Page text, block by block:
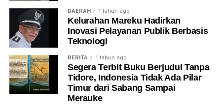
DAERAH 1 tahun ago
Kelurahan Mareku Hadirkan
Inovasi Pelayanan Publik Berbasis
Teknologi
BERITA 1 tahun ago
Segera Terbit Buku Berjudul Tanpa
Tidore, Indonesia Tidak Ada Pilar
Timur dari Sabang Sampai
Merauke